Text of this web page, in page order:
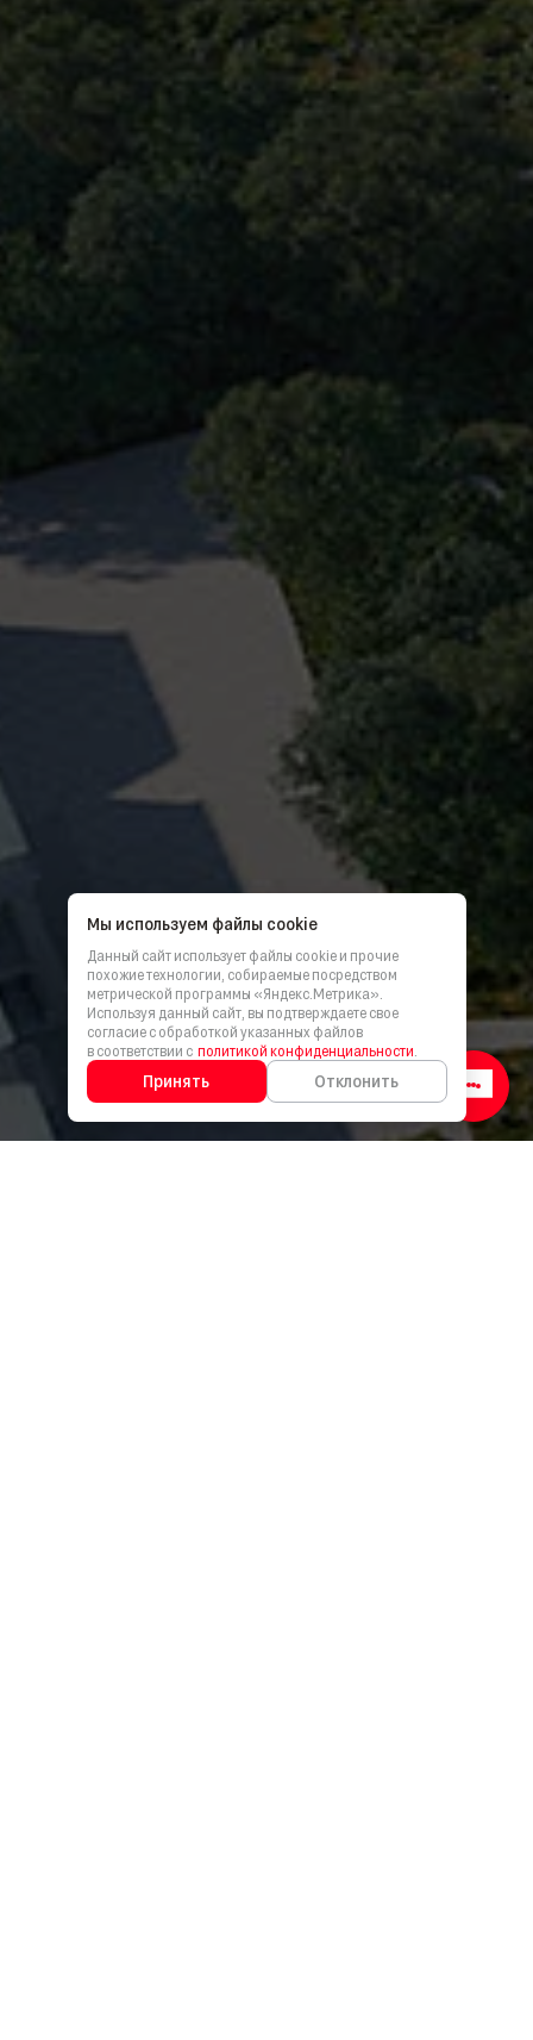
Мы используем файлы cookie
Данный сайт использует файлы cookie и прочие
похожие технологии, собираемые посредством
метрической программы «Яндекс.Метрика».
Используя данный сайт, вы подтверждаете свое
согласие с обработкой указанных файлов
в соответствии с политикой конфиденциальности
Принять Отклонить